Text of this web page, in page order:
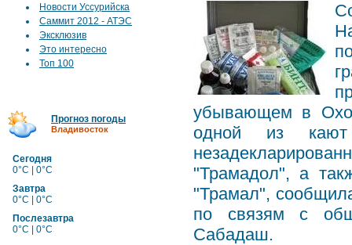
Новости Уссурийска
Саммит 2012 - АТЭС
Эксклюзив
Это интересно
Топ 100
Прогноз погоды
Владивосток
Сегодня
0°C | 0°C
Завтра
0°C | 0°C
Послезавтра
0°C | 0°C
убывающем в
одной из
"Трамадол", а
"Трамал",
по связям с
Сабадаш.